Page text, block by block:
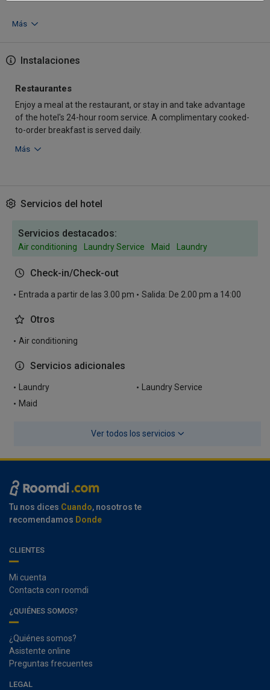
Más
Instalaciones
Restaurantes
Enjoy a meal at the restaurant, or stay in and take advantage
of the hotel's 24-hour room service. A complimentary cooked-
to-order breakfast is served daily.
Más
Servicios del hotel
Servicios destacados:
Air conditioning Laundry Service Maid Laundry
Check-in/Check-out
Entrada a partir de las 3.00 pm Salida: De 2.00 pm a 14:00
Otros
Air conditioning
Servicios adicionales
Laundry
Laundry Service
Maid
Ver todos los servicios
Tu nos dices Cuando, nosotros te
recomendamos Donde
CLIENTES
Mi cuenta
Contacta con roomdi
¿QUIÉNES SOMOS?
¿Quiénes somos?
Asistente online
Preguntas frecuentes
LEGAL